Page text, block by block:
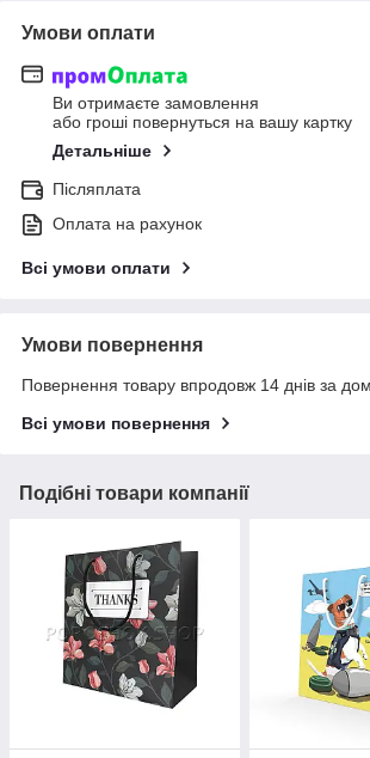
Умови оплати
Ви отримаєте замовлення
або гроші повернуться на вашу картку
Детальніше
Післяплата
Оплата на рахунок
Всі умови оплати
Умови повернення
Повернення товару впродовж 14 днів за
Всі умови повернення
Подібні товари компанії